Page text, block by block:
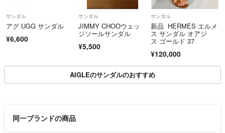
サンダル
アグ UGG サンダル
¥6,600
サンダル
JIMMY CHOOウェッ
ジソールサンダル
¥5,500
サンダル
新品 HERMES エルメ
ス サンダル オアジ
ス ゴールド 37
¥120,000
AIGLEのサンダルのおすすめ
同一ブランドの商品